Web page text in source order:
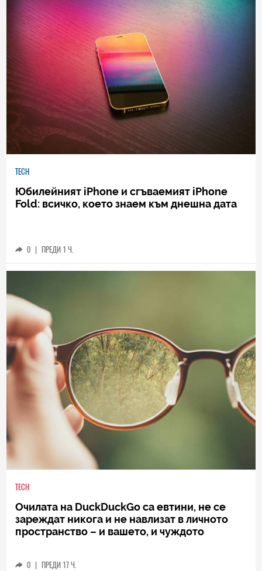
TECH
Юбилейният iPhone и сгъваемият iPhone
Fold: всичко, което знаем към днешна дата
0 | ПРЕДИ 1 Ч.
TECH
Очилата на DuckDuckGo са евтини, не се
зареждат никога и не навлизат в личното
пространство – и вашето, и чуждото
0 | ПРЕДИ 17 Ч.